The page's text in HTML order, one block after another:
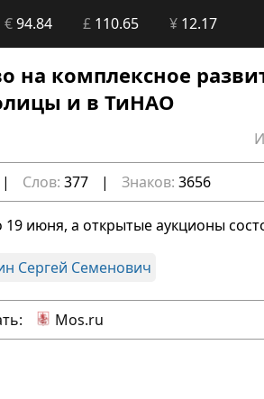
€94.84 £110.65 ¥12.17
на комплексное
и в ТиНАО
| Слов: 377 | Знаков: 3656
июня, а открытые аукционы
Сергей Семенович
Mos.ru